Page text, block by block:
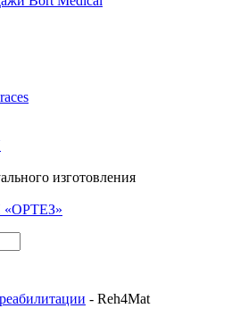
изготовления
- Reh4Mat